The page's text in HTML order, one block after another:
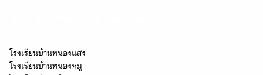
โรงเรียนบ้านหนองแสง
โรงเรียนบ้านหนองหมู